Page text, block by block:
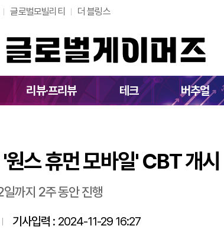
글로벌모빌리티 더 블링스
리뷰·프리뷰 테크 버추얼
넷이즈, '원스 휴먼 모바일' CBT 개시
원스 휴먼 모바일' CBT 개시
일까지 2주 동안 진행
기사입력 : 2024-11-29 16:27